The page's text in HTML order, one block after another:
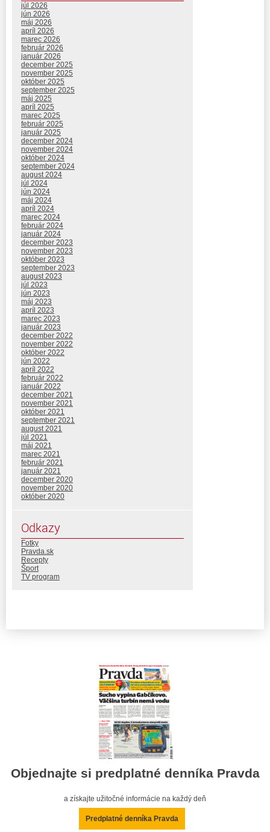
júl 2026
jún 2026
máj 2026
apríl 2026
marec 2026
február 2026
január 2026
december 2025
november 2025
október 2025
september 2025
máj 2025
apríl 2025
marec 2025
február 2025
január 2025
december 2024
november 2024
október 2024
september 2024
august 2024
júl 2024
jún 2024
máj 2024
apríl 2024
marec 2024
február 2024
január 2024
december 2023
november 2023
október 2023
september 2023
august 2023
júl 2023
jún 2023
máj 2023
apríl 2023
marec 2023
január 2023
december 2022
november 2022
október 2022
jún 2022
apríl 2022
február 2022
január 2022
december 2021
november 2021
október 2021
september 2021
august 2021
júl 2021
máj 2021
marec 2021
február 2021
január 2021
december 2020
november 2020
október 2020
Odkazy
Fotky
Pravda.sk
Recepty
Šport
TV program
Objednajte si predplatné denníka Pravda
a získajte užitočné informácie na každý deň
Predplatné denníka Pravda